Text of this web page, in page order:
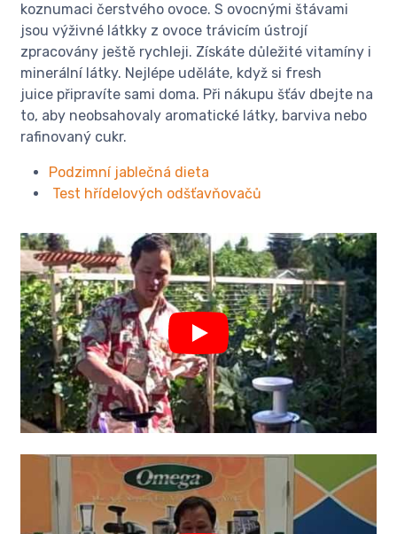
koznumaci čerstvého ovoce. S ovocnými štávami
jsou výživné látkky z ovoce trávicím ústrojí
zpracovány ještě rychleji. Získáte důležité vitamíny i
minerální látky. Nejlépe uděláte, když si fresh
juice připravíte sami doma. Při nákupu šťáv dbejte na
to, aby neobsahovaly aromatické látky, barviva nebo
rafinovaný cukr.
Podzimní jablečná dieta
Test hřídelových odšťavňovačů